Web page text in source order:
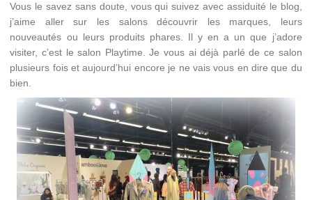
Vous le savez sans doute, vous qui suivez avec assiduité le blog,
j’aime aller sur les salons découvrir les marques, leurs
nouveautés ou leurs produits phares. Il y en a un que j’adore
visiter, c’est le salon Playtime. Je vous ai déjà parlé de ce salon
plusieurs fois et aujourd’hui encore je ne vais vous en dire que du
bien.